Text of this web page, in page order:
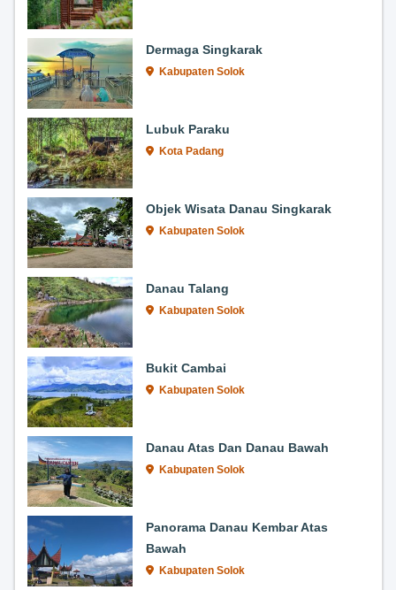
Dermaga Singkarak
Kabupaten Solok
Lubuk Paraku
Kota Padang
Objek Wisata Danau Singkarak
Kabupaten Solok
Danau Talang
Kabupaten Solok
Bukit Cambai
Kabupaten Solok
Danau Atas Dan Danau Bawah
Kabupaten Solok
Panorama Danau Kembar Atas
Bawah
Kabupaten Solok